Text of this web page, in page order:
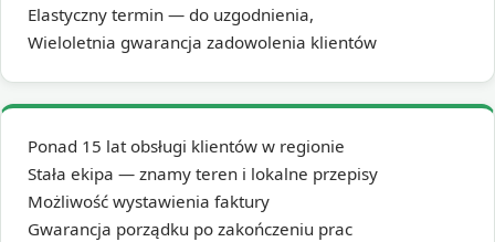
Elastyczny termin — do uzgodnienia,
Wieloletnia gwarancja zadowolenia klientów
Ponad 15 lat obsługi klientów w regionie
Stała ekipa — znamy teren i lokalne przepisy
Możliwość wystawienia faktury
Gwarancja porządku po zakończeniu prac